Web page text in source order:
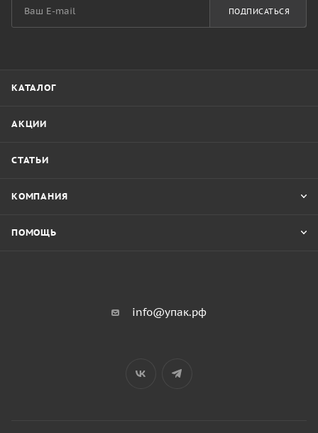
ПОДПИСАТЬСЯ
КАТАЛОГ
АКЦИИ
СТАТЬИ
КОМПАНИЯ
ПОМОЩЬ
info@упак.рф